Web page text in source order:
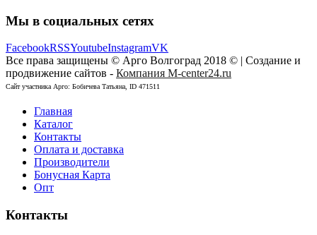
Мы в социальных сетях
FacebookRSSYoutubeInstagramVK
Все права защищены © Арго Волгоград 2018 © | Создание и
продвижение сайтов - Компания M-center24.ru
Сайт участника Арго: Бобичева Татьяна, ID 471511
Главная
Каталог
Контакты
Оплата и доставка
Производители
Бонусная Карта
Опт
Контакты